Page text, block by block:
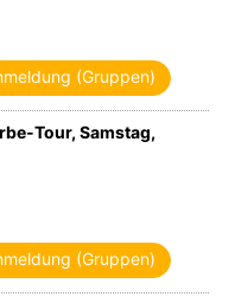
(Gruppen)
Tour, Samstag,
(Gruppen)